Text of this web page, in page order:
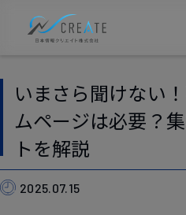
いまさら聞けない
ムページは必要？
トを解説
2025.07.15